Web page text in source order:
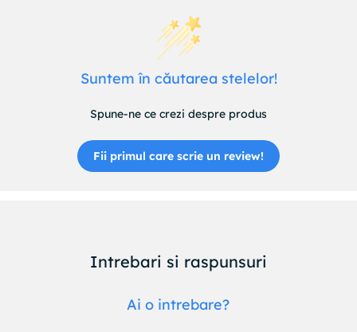
Suntem în căutarea stelelor!
Spune-ne ce crezi despre produs
Fii primul care scrie un review!
Intrebari si raspunsuri
Ai o intrebare?